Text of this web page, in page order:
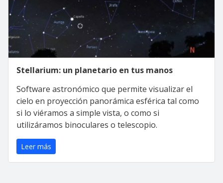
Stellarium: un planetario en tus manos
Software astronómico que permite visualizar el
cielo en proyección panorámica esférica tal como
si lo viéramos a simple vista, o como si
utilizáramos binoculares o telescopio.
Leer más